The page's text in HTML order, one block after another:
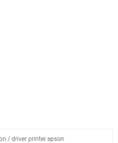
/ driver printer epson